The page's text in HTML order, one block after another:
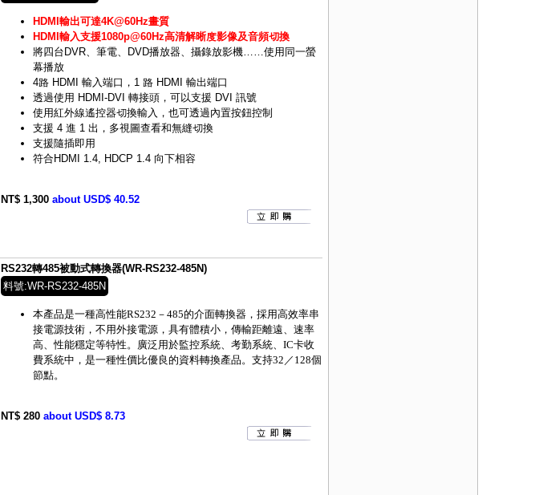
HDMI輸出可達4K@60Hz畫質
HDMI輸入支援1080p@60Hz高清解晰度影像及音頻切換
將四台DVR、筆電、DVD播放器、攝錄放影機……使用同一螢
幕播放
4路 HDMI 輸入端口，1 路 HDMI 輸出端口
透過使用 HDMI-DVI 轉接頭，可以支援 DVI 訊號
使用紅外線遙控器切換輸入，也可透過內置按鈕控制
支援 4 進 1 出，多視圖查看和無縫切換
支援隨插即用
符合HDMI 1.4, HDCP 1.4 向下相容
NT$ 1,300 about USD$ 40.52
RS232轉485被動式轉換器(WR-RS232-485N)
料號:WR-RS232-485N
本產品是一種高性能RS232 － 485的介面轉換器，採用高效率串
接電源技術，不用外接電源，具有體積小，傳輸距離遠、速率
高、性能穩定等特性。廣泛用於監控系統、考勤系統、 IC卡收
費系統中，是一種性價比優良的資料轉換產品。支持32 ／ 128個
節點。
NT$ 280 about USD$ 8.73